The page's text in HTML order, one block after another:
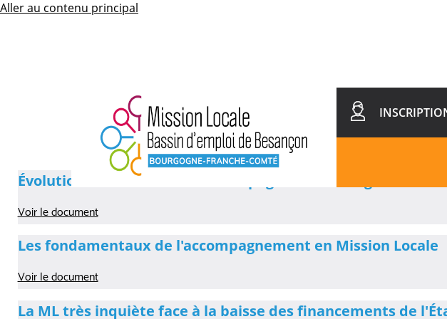
Aller au contenu principal
Évolution des modalités d’accompagnement et vigilance sur
Voir le document
Les fondamentaux de l'accompagnement en Mission Locale
Voir le document
La ML très inquiète face à la baisse des financements de